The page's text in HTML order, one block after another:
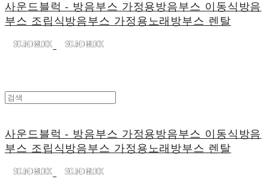
사운드블럭 - 방음부스 가정용방음부스 이동식방음
부스 조립식방음부스 가정용노래방부스 렌탈
사운드블럭 - 방음부스 가정용방음부스 이동식방음
부스 조립식방음부스 가정용노래방부스 렌탈